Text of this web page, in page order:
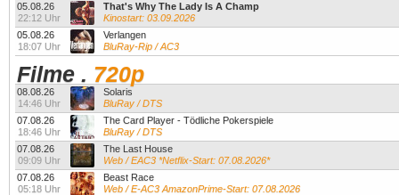
05.08.26
22:12 Uhr
That's Why The Lady Is A Champ
Kinostart: 03.09.2026
05.08.26
18:07 Uhr
Verlangen
BluRay-Rip / AC3
Filme . 720p
08.08.26
14:46 Uhr
Solaris
BluRay / DTS
07.08.26
18:46 Uhr
The Card Player - Tödliche Pokerspiele
BluRay / DTS
07.08.26
09:09 Uhr
The Last House
Web / EAC3 *Netflix-Start: 07.08.2026*
07.08.26
05:18 Uhr
Beast Race
Web / E-AC3 AmazonPrime-Start: 07.08.2026